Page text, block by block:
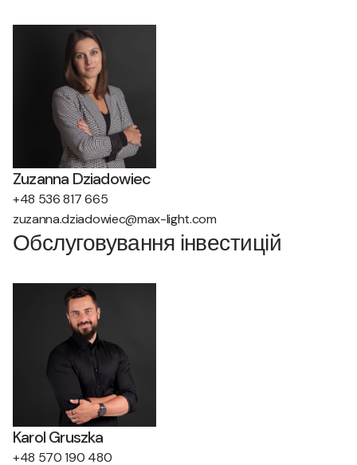
Zuzanna Dziadowiec
+48 536 817 665
zuzanna.dziadowiec@max-light.com
Обслуговування інвестицій
Karol Gruszka
+48 570 190 480